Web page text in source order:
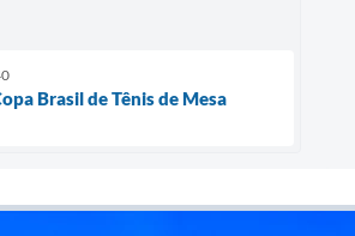
Brasil de Tênis de Mesa